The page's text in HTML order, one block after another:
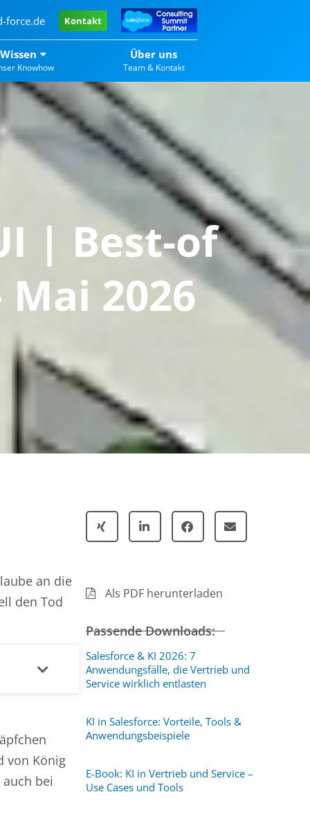
force.de Kontakt
Wissen
Knowhow
Über uns
Team & Kontakt
| Best-of
2026
an die
den Tod
von König
bei
Als PDF herunterladen
Passende Downloads:
Salesforce & KI 2026: 7
Anwendungsfälle, die Vertrieb und
Service wirklich entlasten
KI in Salesforce: Vorteile, Tools &
Anwendungsbeispiele
E-Book: KI in Vertrieb und Service –
Use Cases und Tools